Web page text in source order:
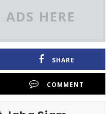
ADS HERE
SHARE
COMMENT